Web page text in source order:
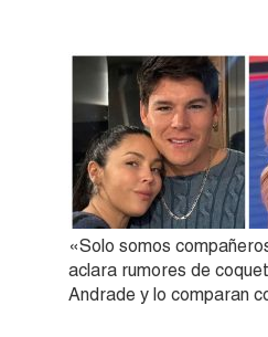
«Solo somos
aclara rumores de
Andrade y lo comparan